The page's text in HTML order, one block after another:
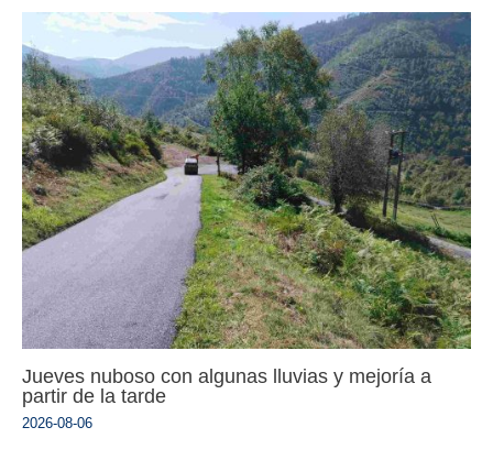
Jueves nuboso con algunas lluvias y mejoría a
partir de la tarde
2026-08-06